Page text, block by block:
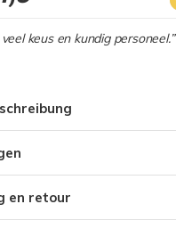
keus en kundig personeel.”
en retour